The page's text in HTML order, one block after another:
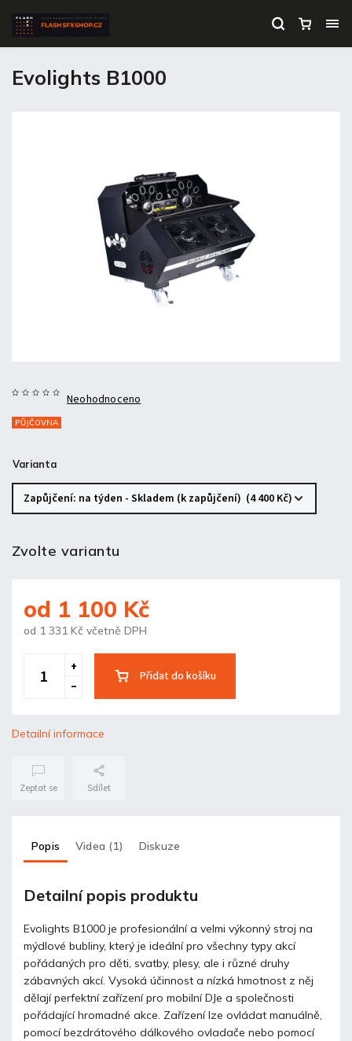
Evolights B1000
PŮJČOVNA
Neohodnoceno
Varianta
Zvolte variantu
od 1 100 Kč
od 1 331 Kč včetně DPH
Přidat do košíku
Detailní informace
Zeptat se Sdílet
Popis Videa (1) Diskuze
Detailní popis produktu
Evolights B1000 je profesionální a velmi výkonný stroj na
mýdlové bubliny, který je ideální pro všechny typy akcí
pořádaných pro děti, svatby, plesy, ale i různé druhy
zábavných akcí. Vysoká účinnost a nízká hmotnost z něj
dělají perfektní zařízení pro mobilní DJe a společnosti
pořádající hromadné akce. Zařízení lze ovládat manuálně,
pomocí bezdrátového dálkového ovladače nebo pomocí